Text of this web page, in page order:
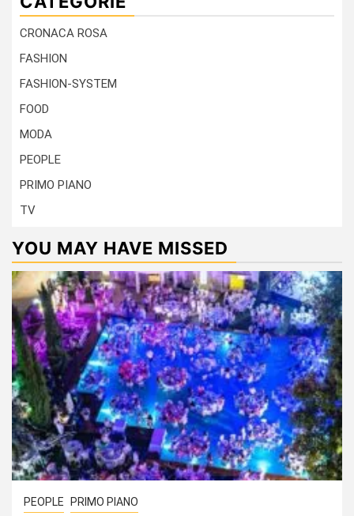
CRONACA ROSA
FASHION
FASHION-SYSTEM
FOOD
MODA
PEOPLE
PRIMO PIANO
TV
YOU MAY HAVE MISSED
PEOPLE PRIMO PIANO